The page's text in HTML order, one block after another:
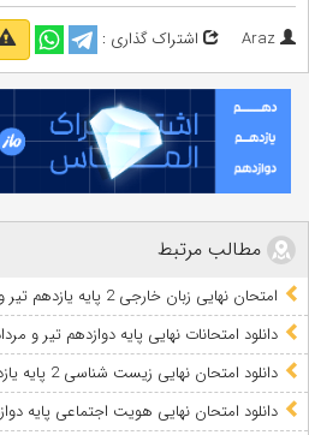
Araz اشتراک گذاری :
مطالب مرتبط
امتحان نهایی زبان خارجی 2 پایه یازدهم تیر و مرداد 1405 + فایل صوتی
دانلود امتحانات نهایی پایه دوازدهم تیر و مرداد
دانلود امتحان نهایی زیست شناسی 2 پایه یازدهم تیر 1405 + پاسخ
دانلود امتحان نهایی هویت اجتماعی پایه دوازدهم تیر